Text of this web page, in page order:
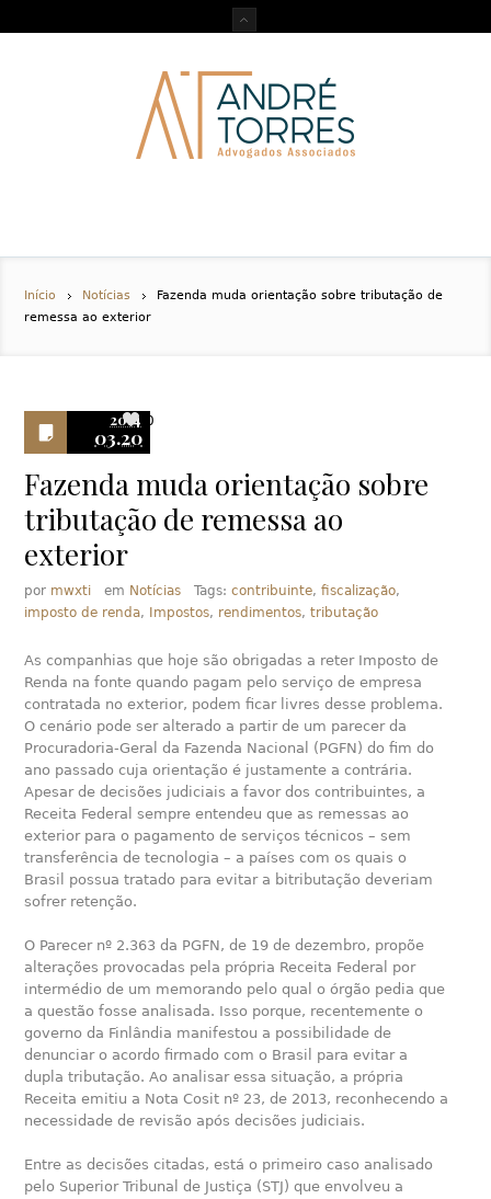
Início Notícias
Fazenda muda orientação sobre tributação de
remessa ao exterior
2014
03.20
0
Fazenda muda orientação sobre
tributação de remessa ao
exterior
por mwxti em Notícias Tags:contribuinte,fiscalização,
imposto de renda, Impostos, rendimentos,tributação
As companhias que hoje são obrigadas a reter Imposto de
Renda na fonte quando pagam pelo serviço de empresa
contratada no exterior, podem ficar livres desse problema.
O cenário pode ser alterado a partir de um parecer da
Procuradoria-Geral da Fazenda Nacional (PGFN) do fim do
ano passado cuja orientação é justamente a contrária.
Apesar de decisões judiciais a favor dos contribuintes, a
Receita Federal sempre entendeu que as remessas ao
exterior para o pagamento de serviços técnicos – sem
transferência de tecnologia – a países com os quais o
Brasil possua tratado para evitar a bitributação deveriam
sofrer retenção.
O Parecer nº 2.363 da PGFN, de 19 de dezembro, propõe
alterações provocadas pela própria Receita Federal por
intermédio de um memorando pelo qual o órgão pedia que
a questão fosse analisada. Isso porque, recentemente o
governo da Finlândia manifestou a possibilidade de
denunciar o acordo firmado com o Brasil para evitar a
dupla tributação. Ao analisar essa situação, a própria
Receita emitiu a Nota Cosit nº 23, de 2013, reconhecendo a
necessidade de revisão após decisões judiciais.
Entre as decisões citadas, está o primeiro caso analisado
pelo Superior Tribunal de Justiça (STJ) que envolveu a